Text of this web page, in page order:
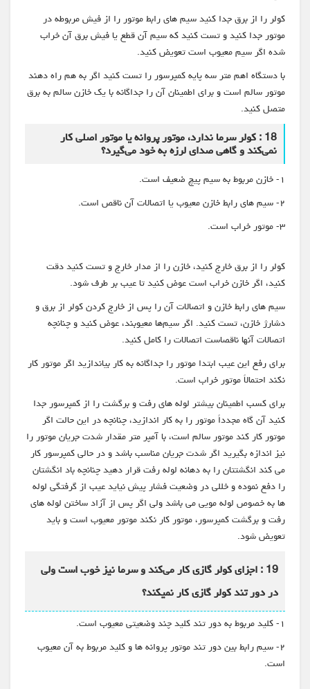
کولر را از برق جدا کنید سیم های رابط موتور را از فیش مربوطه در
موتور جدا کنید و تست کنید که سیم آن قطع یا فیش برق آن خراب
شده اگر سیم معیوب است تعویض کنید.
با دستگاه اهم متر سه پایه کمپرسور را تست کنید اگر به هم راه دهند
موتور سالم است و برای اطمینان آن را جداگانه با یک خازن سالم به برق
متصل کنید.
18 : کولر سرما ندارد، موتور پروانه یا موتور اصلی کار
نمی‌کند و گاهی صدای لرزه به خود می‌گیرد؟
۱- خازن مربوط به سیم پیچ ضعیف است.
۲- سیم های رابط خازن معیوب یا اتصالات آن ناقص است.
۳- موتور خراب است.
کولر را از برق خارج کنید، خازن را از مدار خارج و تست کنید دقت
کنید، اگر خازن خراب است عوض کنید تا عیب بر طرف شود.
سیم های رابط خازن و اتصالات آن را پس از خارج کردن کولر از برق و
دشارژ خازن، تست کنید. اگر سیم‌ها معیوبند، عوض کنید و چنانچه
اتصالات آنها ناقصاست اتصالات را کامل کنید.
برای رفع این عیب ابتدا موتور را جداگانه به کار بیاندازید اگر موتور کار
نکند احتمالاً موتور خراب است.
برای کسب اطمینان بیشتر لوله های رفت و برگشت را از کمپرسور جدا
کنید آن گاه مجدداً موتور را به کار اندازید، چنانچه در این حالت اگر
موتور کار کند موتور سالم است، با آمپر متر مقدار شدت جریان موتور را
نیز اندازه بگیرید اگر شدت جریان مناسب باشد و در حالی کمپرسور کار
می کند انگشتتان را به دهانه لوله رفت قرار دهید چنانچه باد انگشتان
را دفع نموده و خللی در وضعیت فشار پیش نیاید عیب از گرفتگی لوله
ها به خصوص لوله مویی می باشد ولی اگر پس از آزاد ساختن لوله های
رفت و برگشت کمپرسور، موتور کار نکند موتور معیوب است و باید
تعویض شود.
19 : اجزای کولر گازی کار می‌کند و سرما نیز خوب است ولی
در دور تند کولر گازی کار نمیکند؟
۱- کلید مربوط به دور تند کلید چند وضعیتی معیوب است.
۲- سیم رابط بین دور تند موتور پروانه ها و کلید مربوط به آن معیوب
است.